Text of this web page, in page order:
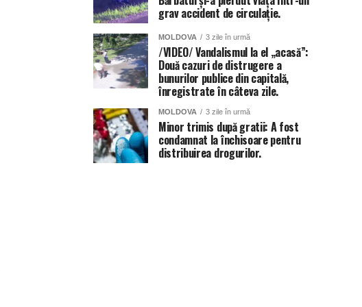
grav accident de circulație.
MOLDOVA 3 zile în urmă
/VIDEO/ Vandalismul la el „acasă”:
Două cazuri de distrugere a
bunurilor publice din capitală,
înregistrate în câteva zile.
MOLDOVA 3 zile în urmă
Minor trimis după gratii: A fost
condamnat la închisoare pentru
distribuirea drogurilor.